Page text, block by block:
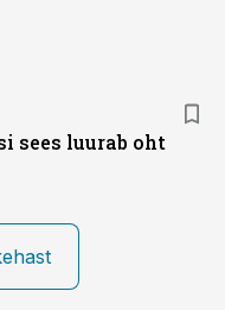
sees luurab oht